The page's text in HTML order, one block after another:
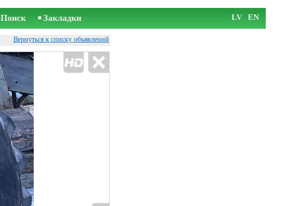
Поиск Закладки LV EN
Вернуться к списку объявлений